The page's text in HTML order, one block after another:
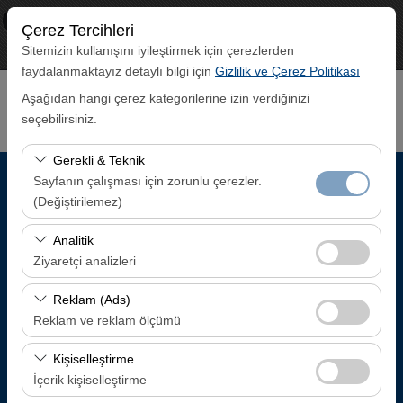
× ECO CAR
www.ecocar.com.tr
Ücretsiz - In Google Play
Çerez Tercihleri
Sitemizin kullanışını iyileştirmek için çerezlerden
faydalanmaktayız detaylı bilgi için Gizlilik ve Çerez Politikası
Aşağıdan hangi çerez kategorilerine izin verdiğinizi
seçebilirsiniz.
Gerekli & Teknik
Sayfanın çalışması için zorunlu çerezler.
(Değiştirilemez)
Bu çerezler sitenin doğru şekilde çalışması, güvenlik,
oturum yönetimi ve temel işlevler için gereklidir. Devre
dışı bırakılamaz.
Analitik
Ziyaretçi analizleri
Bu çerezler, sitemizin nasıl kullanıldığını (ziyaretçi sayısı,
en çok ziyaret edilen sayfalar, kullanıcı davranışları)
analiz etmemizi sağlar. Bu veriler, web sitesi
performansını ölçmek ve kullanıcı deneyimini sürekli
iyileştirmek için kullanılır.
Reklam (Ads)
Reklam ve reklam ölçümü
Bu çerezler, size ilgi alanlarınıza uygun kişiselleştirilmiş
reklamlar göstermemize ve reklam kampanyalarımızın
etkinliğini (gösterim sayısı, tıklama oranı) ölçmemize
Kişiselleştirme
İçerik kişiselleştirme
Alış Lokasyonu
Trabzon Havalimanı İç Hatlar Gelen Yolcu Terminali
Aracı farklı bir lokasyona bırakacağım
Alış Tarih & Saat